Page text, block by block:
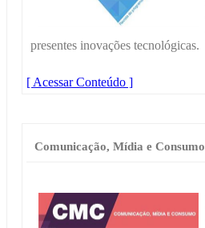
presentes inovações tecnológicas.
[ Acessar Conteúdo ]
Comunicação, Mídia e Consumo